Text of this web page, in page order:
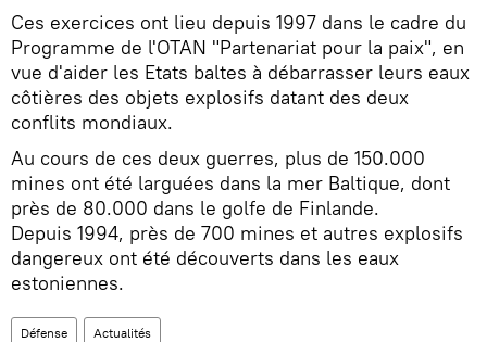
Ces exercices ont lieu depuis 1997 dans le cadre du
Programme de l'OTAN "Partenariat pour la paix", en
vue d'aider les Etats baltes à débarrasser leurs eaux
côtières des objets explosifs datant des deux
conflits mondiaux.
Au cours de ces deux guerres, plus de 150.000
mines ont été larguées dans la mer Baltique, dont
près de 80.000 dans le golfe de Finlande.
Depuis 1994, près de 700 mines et autres explosifs
dangereux ont été découverts dans les eaux
estoniennes.
Défense Actualités